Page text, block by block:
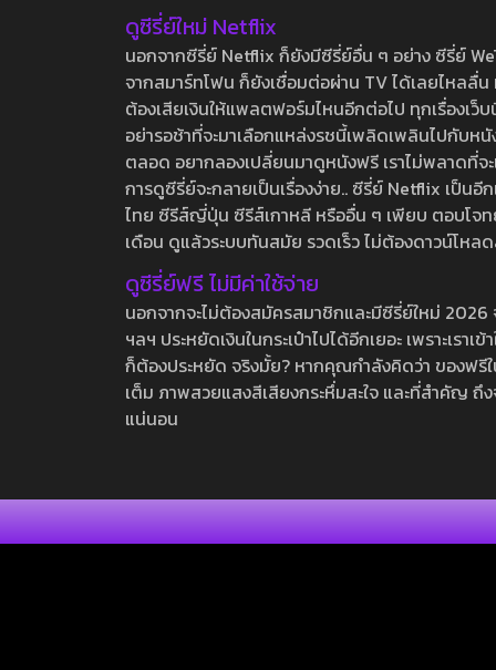
ดูซีรี่ย์ใหม่ Netflix
นอกจากซีรี่ย์ Netflix ก็ยังมีซีรี่ย์อื่น ๆ อย่าง ซีรี่ย์
จากสมาร์ทโฟน ก็ยังเชื่อมต่อผ่าน TV ได้เลยไหลลื่
ต้องเสียเงินให้แพลตฟอร์มไหนอีกต่อไป ทุกเรื่องเว็
อย่ารอช้าที่จะมาเลือกแหล่งรชนี้เพลิดเพลินไปกับห
ตลอด อยากลองเปลี่ยนมาดูหนังฟรี เราไม่พลาดที่
การดูซีรี่ย์จะกลายเป็นเรื่องง่าย.. ซีรี่ย์ Netflix เป็น
ไทย ซีรีส์ญี่ปุ่น ซีรีส์เกาหลี หรืออื่น ๆ เพียบ ตอบโจท
เดือน ดูแล้วระบบทันสมัย รวดเร็ว ไม่ต้องดาวน์โห
ดูซีรี่ย์ฟรี ไม่มีค่าใช้จ่าย
นอกจากจะไม่ต้องสมัครสมาชิกและมีซีรี่ย์ใหม่
ฯลฯ ประหยัดเงินในกระเป๋าไปได้อีกเยอะ เพราะเร
ก็ต้องประหยัด จริงมั้ย? หากคุณกำลังคิดว่า ของฟ
เต็ม ภาพสวยแสงสีเสียงกระหึ่มสะใจ และที่สำคัญ
แน่นอน